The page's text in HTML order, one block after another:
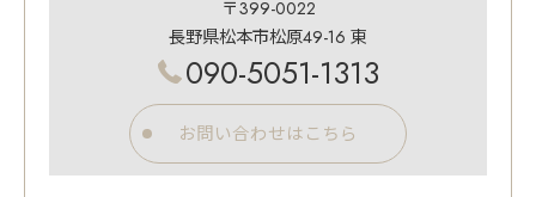
〒399-0022
長野県松本市松原49-16 東
090-5051-1313
お問い合わせはこちら